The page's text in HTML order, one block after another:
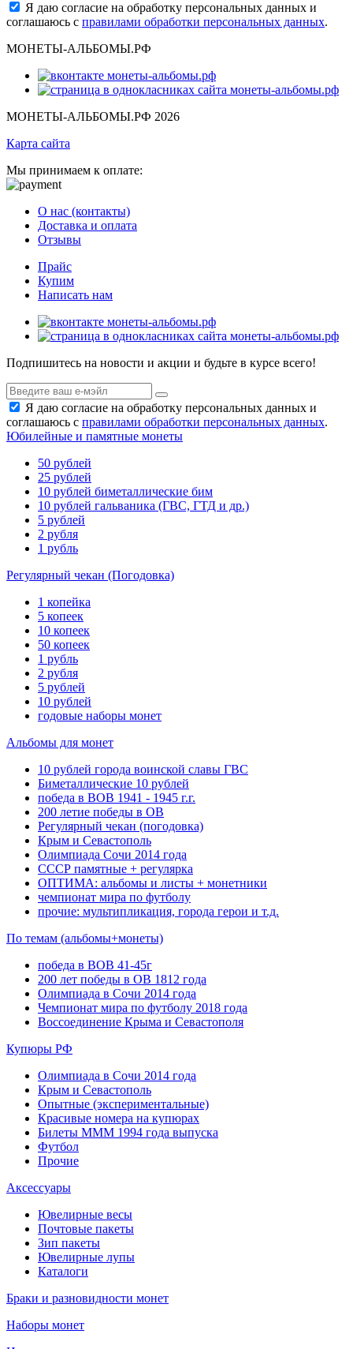
Я даю согласие на обработку персональных данных и
соглашаюсь с правилами обработки персональных данных.
МОНЕТЫ-АЛЬБОМЫ.РФ
МОНЕТЫ-АЛЬБОМЫ.РФ 2026
Карта сайта
Мы принимаем к оплате:
О нас (контакты)
Доставка и оплата
Отзывы
Прайс
Купим
Написать нам
Подпишитесь на новости и акции и будьте в курсе всего!
Я даю согласие на обработку персональных данных и
соглашаюсь с правилами обработки персональных данных.
Юбилейные и памятные монеты
50 рублей
25 рублей
10 рублей биметаллические бим
10 рублей гальваника (ГВС, ГТД и др.)
5 рублей
2 рубля
1 рубль
Регулярный чекан (Погодовка)
1 копейка
5 копеек
10 копеек
50 копеек
1 рубль
2 рубля
5 рублей
10 рублей
годовые наборы монет
Альбомы для монет
10 рублей города воинской славы ГВС
Биметаллические 10 рублей
победа в ВОВ 1941 - 1945 г.г.
200 летие победы в ОВ
Регулярный чекан (погодовка)
Крым и Севастополь
Олимпиада Сочи 2014 года
СССР памятные + регулярка
ОПТИМА: альбомы и листы + монетники
чемпионат мира по футболу
прочие: мультипликация, города герои и т.д.
По темам (альбомы+монеты)
победа в ВОВ 41-45г
200 лет победы в ОВ 1812 года
Олимпиада в Сочи 2014 года
Чемпионат мира по футболу 2018 года
Воссоединение Крыма и Севастополя
Купюры РФ
Олимпиада в Сочи 2014 года
Крым и Севастополь
Опытные (экспериментальные)
Красивые номера на купюрах
Билеты МММ 1994 года выпуска
Футбол
Прочие
Аксессуары
Ювелирные весы
Почтовые пакеты
Зип пакеты
Ювелирные лупы
Каталоги
Браки и разновидности монет
Наборы монет